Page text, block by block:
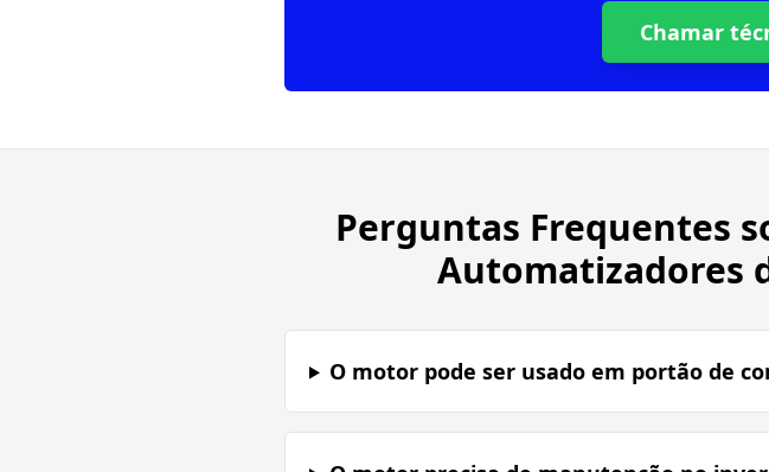
Chamar
Perguntas Frequentes
Automatizadores
O motor pode ser usado em portão de